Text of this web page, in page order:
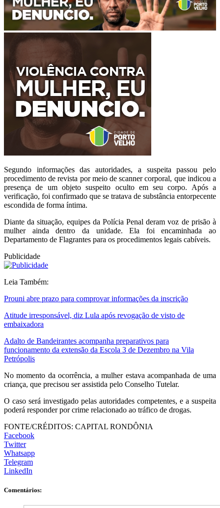
Segundo informações das autoridades, a suspeita passou pelo
procedimento de revista por meio de scanner corporal, que indicou a
presença de um objeto suspeito oculto em seu corpo. Após a
verificação, foi confirmado que se tratava de substância entorpecente
escondida de forma íntima.
Diante da situação, equipes da Polícia Penal deram voz de prisão à
mulher ainda dentro da unidade. Ela foi encaminhada ao
Departamento de Flagrantes para os procedimentos legais cabíveis.
Publicidade
Leia Também:
Prouni abre prazo para comprovar informações da inscrição
Atitude irresponsável, diz Lula após revogação de visto de
embaixadora
Adalto de Bandeirantes acompanha preparativos para
funcionamento da extensão da Escola 3 de Dezembro na Vila
Petrópolis
No momento da ocorrência, a mulher estava acompanhada de uma
criança, que precisou ser assistida pelo Conselho Tutelar.
O caso será investigado pelas autoridades competentes, e a suspeita
poderá responder por crime relacionado ao tráfico de drogas.
FONTE/CRÉDITOS: CAPITAL RONDÔNIA
Facebook
Twitter
Whatsapp
Telegram
LinkedIn
Comentários: